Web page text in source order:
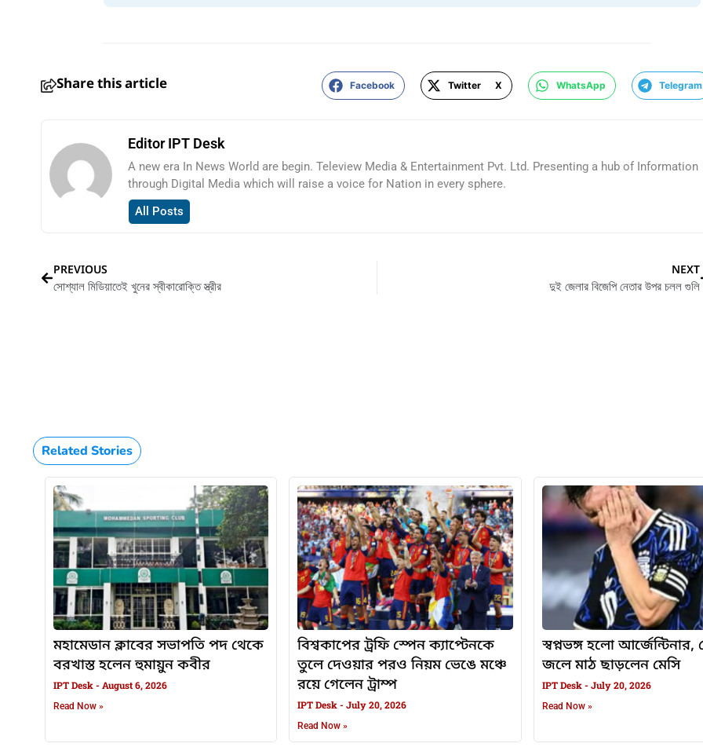
Share this article Facebook Twitter X WhatsApp Telegram
Editor IPT Desk
A new era In News World are begin. Teleview Media & Entertainment Pvt. Ltd. Presenting a hub of Information
through Digital Media which will raise a voice for Nation in every sphere.
All Posts
PREVIOUS
সোশ্যাল মিডিয়াতেই খুনের স্বীকারোক্তি স্ত্রীর
NEXT
দুই জেলার বিজেপি নেতার উপর চলল গুলি
Related Stories
মহামেডান ক্লাবের সভাপতি পদ থেকে
বরখাস্ত হলেন হুমায়ুন কবীর
IPT Desk August 6, 2026
Read Now »
বিশ্বকাপের ট্রফি স্পেন ক্যাপ্টেনকে
তুলে দেওয়ার পরও নিয়ম ভেঙে মঞ্চে
রয়ে গেলেন ট্রাম্প
IPT Desk July 20, 2026
Read Now »
স্বপ্নভঙ্গ হলো
জলে মাঠ ছাড়লেন মেসি
IPT Desk July 20, 2026
Read Now »